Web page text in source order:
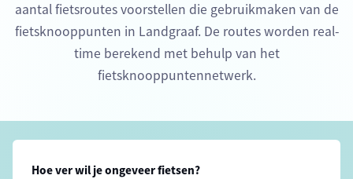
aantal fietsroutes voorstellen die gebruikmaken van de
fietsknooppunten in Landgraaf. De routes worden real-
time berekend met behulp van het
fietsknooppuntennetwerk.
Hoe ver wil je ongeveer fietsen?